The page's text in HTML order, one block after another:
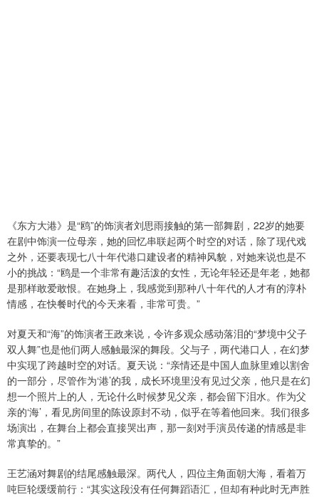
《东方大港》是“鸥”的饰演者刘思雨接触的第一部舞剧，22岁的她要
在剧中饰演一位母亲，她的回忆串联起两个时空的对话，除了现代戏
之外，还要表现七八十年代港口建设者的精神风貌，对她来说也是不
小的挑战：“鸥是一个非常有趣活泼的女性，无论年轻还是年老，她都
是那样敢爱敢恨。在她身上，我感觉到那种八十年代的人才有的淳朴
情感，在快餐时代的今天来看，非常可贵。”
对夏天和“海”的饰演者王政来说，令许多观众感动落泪的“梦境中父子
双人舞”也是他们两人感触最深的舞段。父与子，两代港口人，在幻梦
中实现了跨越时空的对话。夏天说：“亲情还是中国人血脉里难以割舍
的一部分，尽管作为‘港’的我，成长环境里没有见过父亲，他只是在幻
想一个照片上的人，无论什么时候梦见父亲，都会留下泪水。作为父
亲的‘海’，看见房间里的陈设原封不动，似乎在等着他回来。我们很多
场演出，在舞台上都会直接哭出声，那一刻对手演员传递的情感是非
常真挚的。”
王艺涵对舞剧的结尾感触最深。两代人，四位主角面朝大海，看着万
吨巨轮缓缓前行：“其实这段没有任何舞蹈语汇，但却有种此时无声胜